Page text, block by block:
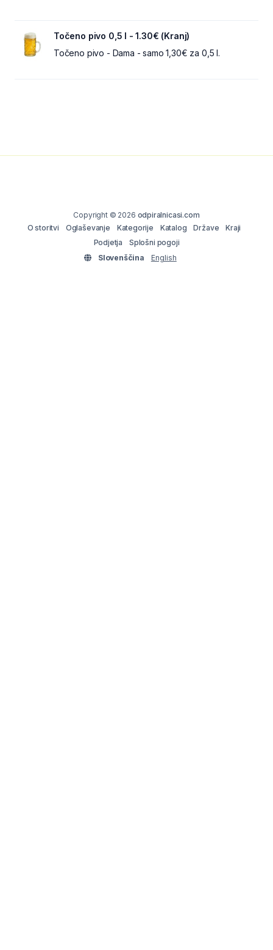
Točeno pivo 0,5 l - 1.30€ (Kranj)
Točeno pivo - Dama - samo 1,30€ za 0,5 l.
Copyright © 2026 odpiralnicasi.com
O storitvi
Oglaševanje Kategorije Katalog Države
Kraji
Podjetja
Splošni pogoji
Slovenščina
English